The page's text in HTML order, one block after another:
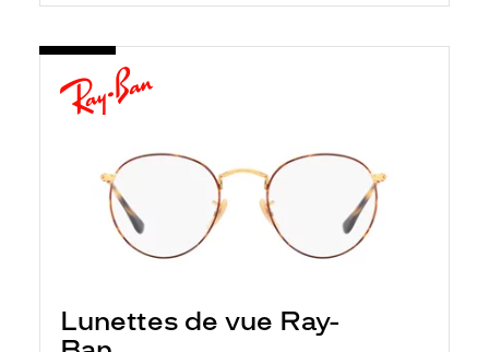
Lunettes de vue Ray-